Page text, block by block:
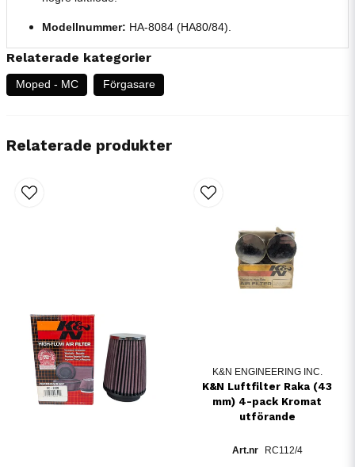
Modellnummer: HA-8084 (HA80/84).
Relaterade kategorier
Moped - MC Förgasare
Relaterade produkter
K&N ENGINEERING INC.
K&N Luftfilter Raka (43
mm) 4-pack Kromat
utförande
RC112/4